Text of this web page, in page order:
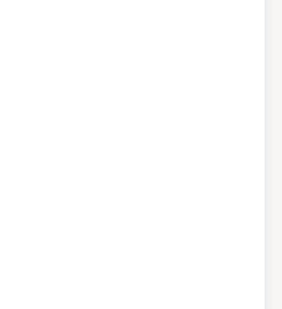
них 13 – пассажирские;
тыс. т;
1 637. В них с комфортом
человек.
1637 кают, 4363
впечатление